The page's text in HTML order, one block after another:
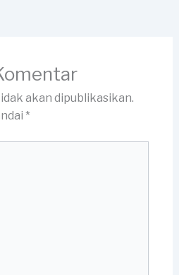
akan dipublikasikan.
*